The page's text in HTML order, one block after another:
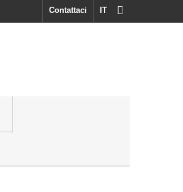
IT
Contattaci